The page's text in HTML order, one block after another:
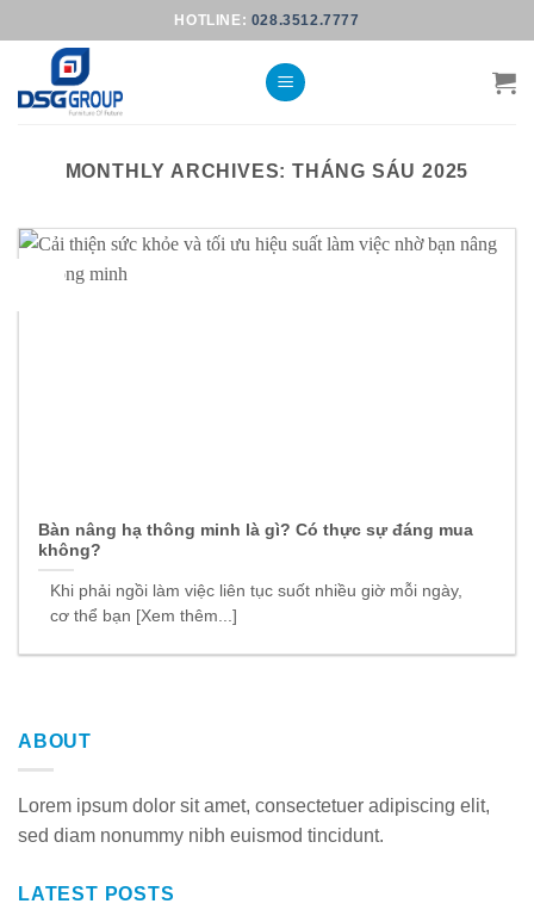
to
content
HOTLINE: 028.3512.7777
MONTHLY ARCHIVES:THÁNG SÁU 2025
Bàn nâng hạ thông minh là gì? Có thực sự đáng mua
không?
Khi phải ngồi làm việc liên tục suốt nhiều giờ mỗi ngày,
cơ thể bạn [Xem thêm...]
ABOUT
Lorem ipsum dolor sit amet, consectetuer adipiscing elit,
sed diam nonummy nibh euismod tincidunt.
LATEST POSTS